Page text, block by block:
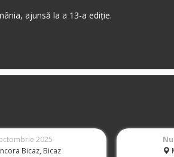
ajunsă la a 13-a ediție.
2025
Bicaz, Bicaz